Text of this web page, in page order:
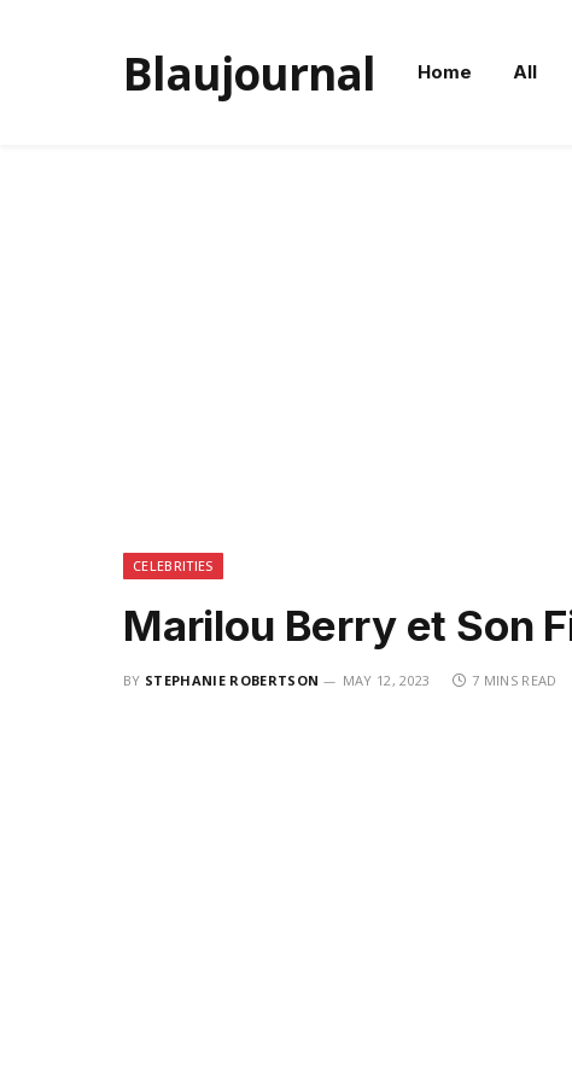
Blaujournal Home All
CELEBRITIES
Marilou Berry et Son
BY STEPHANIE ROBERTSON MAY 12, 2023 7 MINS READ